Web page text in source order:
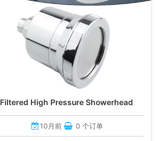
Filtered High Pressure Showerhead
10月前 0 个订单